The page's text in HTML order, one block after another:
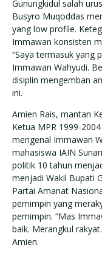
Gunungkidul salah
Busyro Muqoddas
yang low profile.
Immawan konsisten
“Saya termasuk yang
Immawan Wahyudi.
disiplin mengemban
ini.
Amien Rais, mantan
Ketua MPR 1999-
mengenal Immawan
mahasiswa IAIN
politik 10 tahun
menjadi Wakil Bupati
Partai Amanat
pemimpin yang
pemimpin. “Mas
baik. Merangkul
Amien.